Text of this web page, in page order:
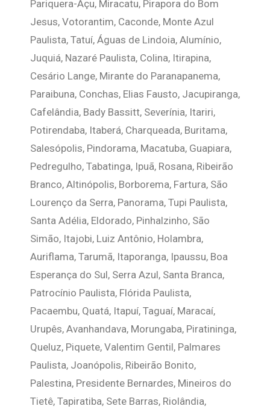
Pariquera-Açu, Miracatu, Pirapora do Bom
Jesus, Votorantim, Caconde, Monte Azul
Paulista, Tatuí, Águas de Lindoia, Alumínio,
Juquiá, Nazaré Paulista, Colina, Itirapina,
Cesário Lange, Mirante do Paranapanema,
Paraibuna, Conchas, Elias Fausto, Jacupiranga,
Cafelândia, Bady Bassitt, Severínia, Itariri,
Potirendaba, Itaberá, Charqueada, Buritama,
Salesópolis, Pindorama, Macatuba, Guapiara,
Pedregulho, Tabatinga, Ipuã, Rosana, Ribeirão
Branco, Altinópolis, Borborema, Fartura, São
Lourenço da Serra, Panorama, Tupi Paulista,
Santa Adélia, Eldorado, Pinhalzinho, São
Simão, Itajobi, Luiz Antônio, Holambra,
Auriflama, Tarumã, Itaporanga, Ipaussu, Boa
Esperança do Sul, Serra Azul, Santa Branca,
Patrocínio Paulista, Flórida Paulista,
Pacaembu, Quatá, Itapuí, Taguaí, Maracaí,
Urupês, Avanhandava, Morungaba, Piratininga,
Queluz, Piquete, Valentim Gentil, Palmares
Paulista, Joanópolis, Ribeirão Bonito,
Palestina, Presidente Bernardes, Mineiros do
Tietê, Tapiratiba, Sete Barras, Riolândia,